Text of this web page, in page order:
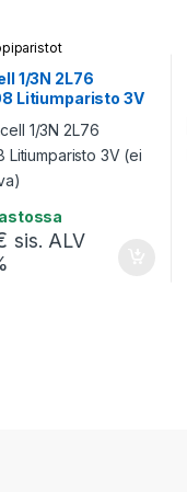
1/3N 2L76
Litiumparisto 3V
sis. ALV